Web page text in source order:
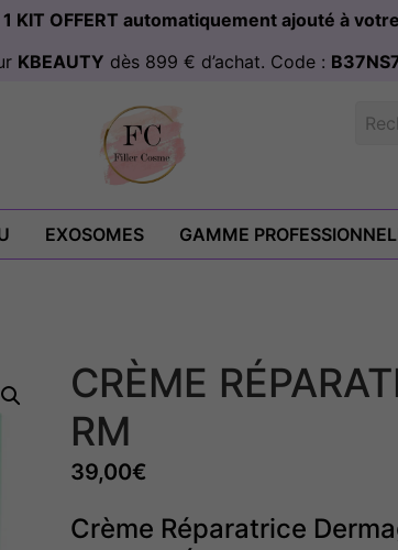
1 KIT OFFERT automatiquement ajouté à
KBEAUTY dès 899 € d’achat. Code :
EXOSOMES GAMME
CRÈME
RM
39,00€
Crème Réparatrice